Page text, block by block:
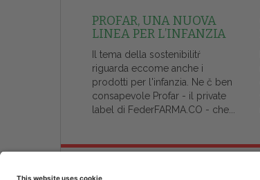
PROFAR, UNA NUOVA
LINEA PER L’INFANZIA
Il tema della sostenibilitŕ
riguarda eccome anche i
prodotti per l'infanzia. Ne č ben
consapevole Profar - il private
label di FederFARMA.CO - che...